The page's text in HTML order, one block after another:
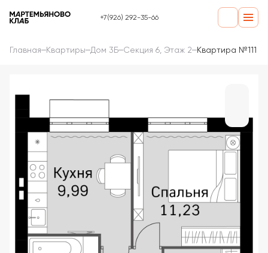
+7(926) 292-35-66
Главная Квартиры Дом 3Б Секция 6, Этаж 2 Квартира №111